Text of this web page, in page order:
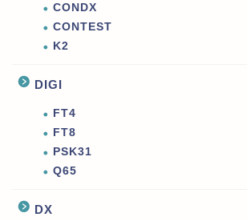
CONDX
CONTEST
K2
DIGI
FT4
FT8
PSK31
Q65
DX